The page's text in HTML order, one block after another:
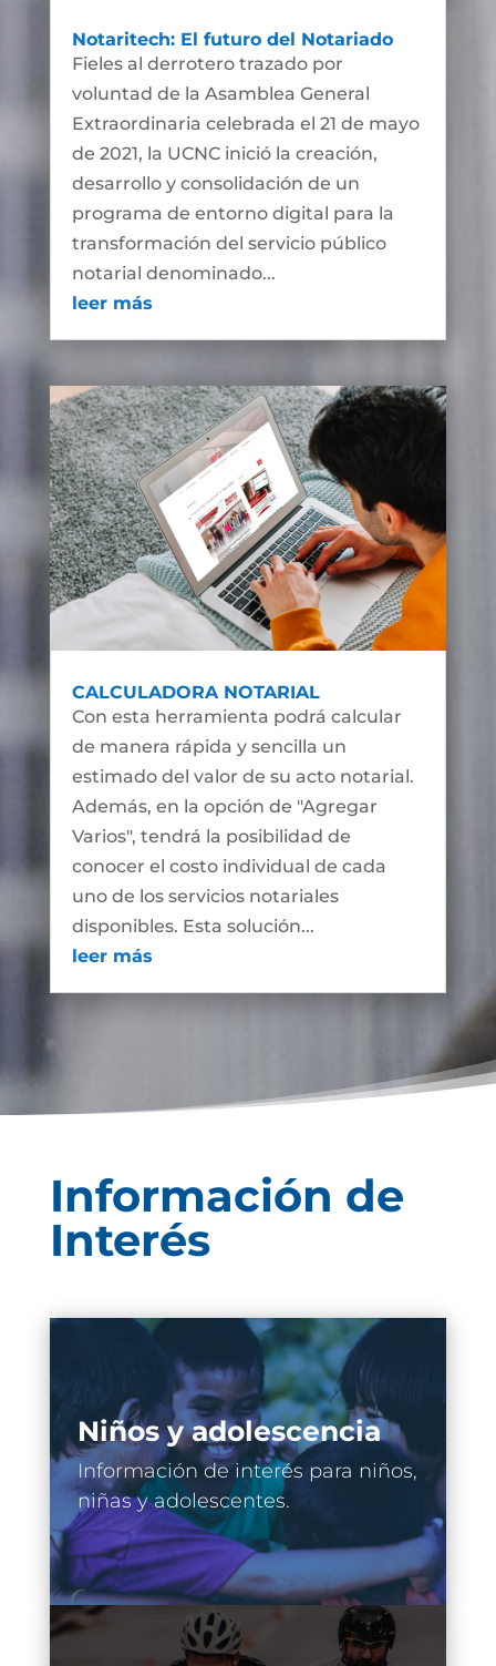
Notaritech: El futuro del Notariado
Fieles al derrotero trazado por
voluntad de la Asamblea General
Extraordinaria celebrada el 21 de mayo
de 2021, la UCNC inició la creación,
desarrollo y consolidación de un
programa de entorno digital para la
transformación del servicio público
notarial denominado...
leer más
CALCULADORA NOTARIAL
Con esta herramienta podrá calcular
de manera rápida y sencilla un
estimado del valor de su acto notarial.
Además, en la opción de "Agregar
Varios", tendrá la posibilidad de
conocer el costo individual de cada
uno de los servicios notariales
disponibles. Esta solución...
leer más
Información de
Interés
Niños y adolescencia
Información de interés para niños,
niñas y adolescentes.